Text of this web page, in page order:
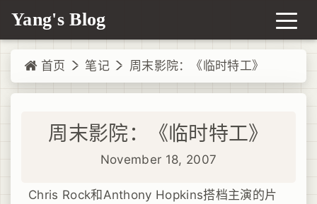
Yang's Blog
首页 笔记 周末影院：《临时特工》
周末影院：《临时特工》
November 18, 2007
Chris Rock和Anthony Hopkins搭档主演的片